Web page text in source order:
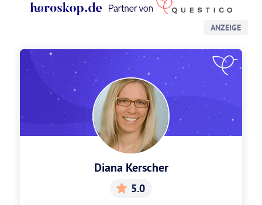
ANZEIGE
Diana Kerscher
5.0